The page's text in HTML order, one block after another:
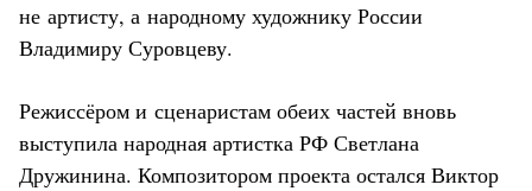
не артисту, а народному художнику России
Владимиру Суровцеву.
Режиссёром и сценаристам обеих частей вновь
выступила народная артистка РФ Светлана
Дружинина. Композитором проекта остался Виктор